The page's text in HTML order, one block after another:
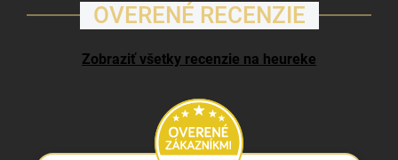
OVERENÉ RECENZIE
Zobraziť všetky recenzie na heureke